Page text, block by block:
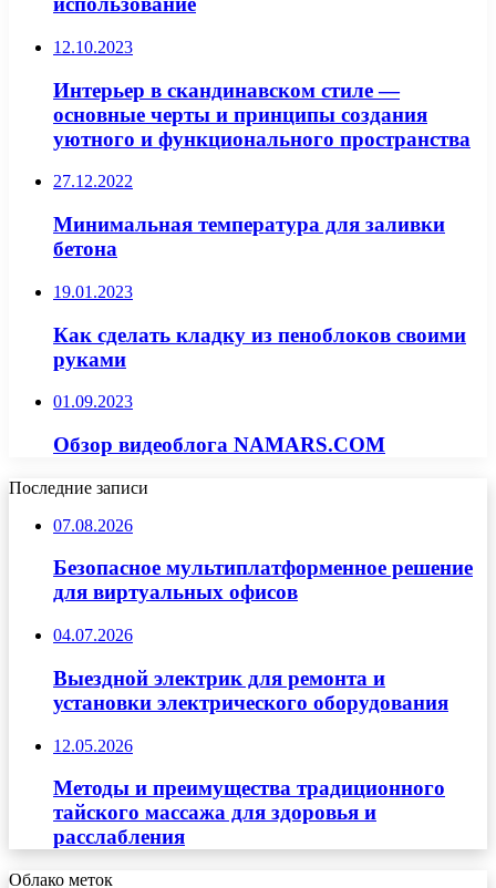
12.10.2023
Интерьер в скандинавском стиле —
основные черты и принципы создания
уютного и функционального пространства
27.12.2022
Минимальная температура для заливки
бетона
19.01.2023
Как сделать кладку из пеноблоков своими
руками
01.09.2023
Обзор видеоблога NAMARS.COM
Последние записи
07.08.2026
Безопасное мультиплатформенное решение
для виртуальных офисов
04.07.2026
Выездной электрик для ремонта и
установки электрического оборудования
12.05.2026
Методы и преимущества традиционного
тайского массажа для здоровья и
расслабления
Облако меток